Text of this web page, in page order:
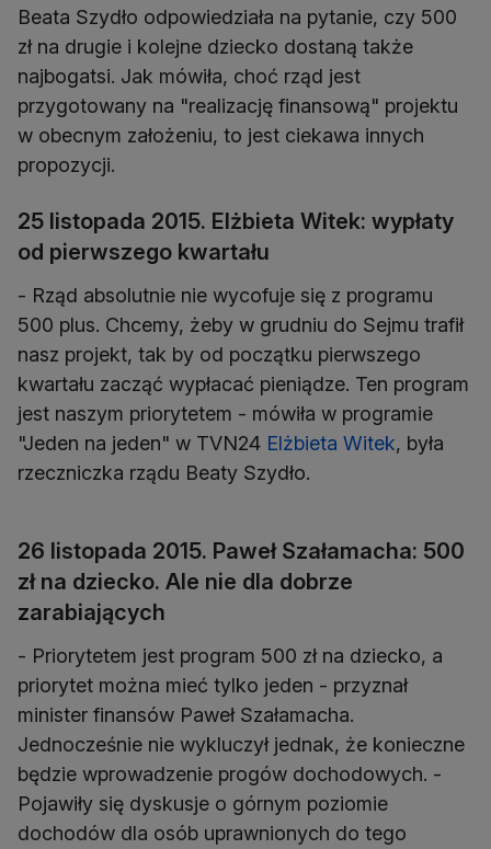
Beata Szydło odpowiedziała na pytanie, czy 500
zł na drugie i kolejne dziecko dostaną także
najbogatsi. Jak mówiła, choć rząd jest
przygotowany na "realizację finansową" projektu
w obecnym założeniu, to jest ciekawa innych
propozycji.
25 listopada 2015. Elżbieta Witek: wypłaty
od pierwszego kwartału
- Rząd absolutnie nie wycofuje się z programu
500 plus. Chcemy, żeby w grudniu do Sejmu trafił
nasz projekt, tak by od początku pierwszego
kwartału zacząć wypłacać pieniądze. Ten program
jest naszym priorytetem - mówiła w programie
"Jeden na jeden" w TVN24 Elżbieta Witek, była
rzeczniczka rządu Beaty Szydło.
26 listopada 2015. Paweł Szałamacha: 500
zł na dziecko. Ale nie dla dobrze
zarabiających
- Priorytetem jest program 500 zł na dziecko, a
priorytet można mieć tylko jeden - przyznał
minister finansów Paweł Szałamacha.
Jednocześnie nie wykluczył jednak, że konieczne
będzie wprowadzenie progów dochodowych. -
Pojawiły się dyskusje o górnym poziomie
dochodów dla osób uprawnionych do tego